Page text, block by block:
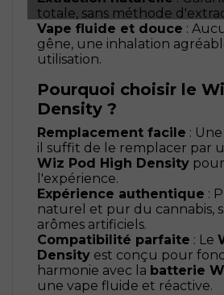
totale, sans méthode
Vape fluide et douce :
gêne, une inhalation
utilisation.
Pourquoi choisir le
Density ?
Remplacement facile :
il suffit de le remplacer par
Wiz Pod High Density
l'expérience.
Expérience authentique :
naturel et pur du cannabis,
arômes artificiels.
Compatibilité parfaite : Le
Density est conçu pour
harmonie avec la batterie
une vape fluide et réactive.